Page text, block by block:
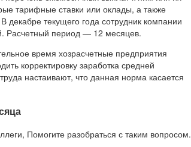
тарифные ставки или оклады, а также
текущего года сотрудник компании
Расчетный период — 12 месяцев.
время хозрасчетные предприятия
корректировку заработка средней
настаивают, что данная норма касается
Помогите разобраться с таким вопросом.